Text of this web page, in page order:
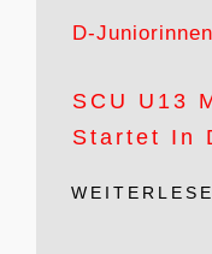
D-Juniorinnen
SCU U13
Startet In